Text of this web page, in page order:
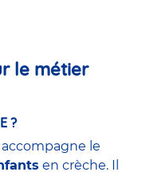
le métier
?
le
en crèche. Il